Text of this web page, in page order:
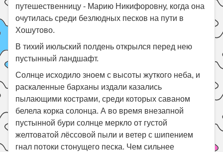
путешественницу - Марию Никифоровну, когда она
очутилась среди безлюдных песков на пути в
Хошутово.
В тихий июльский полдень открылся перед нею
пустынный ландшафт.
Солнце исходило зноем с высоты жуткого неба, и
раскаленные барханы издали казались
пылающими кострами, среди которых саваном
белела корка солонца. А во время внезапной
пустынной бури солнце меркло от густой
желтоватой лёссовой пыли и ветер с шипением
гнал потоки стонущего песка. Чем сильнее